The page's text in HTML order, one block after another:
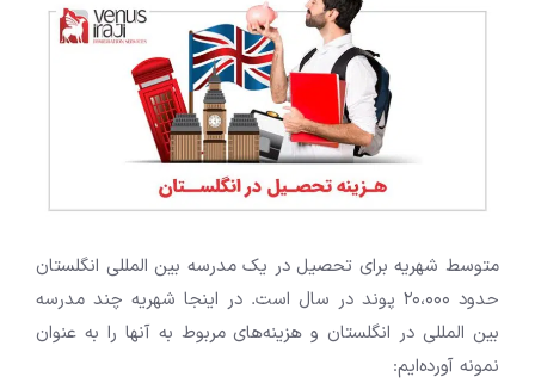
متوسط شهریه برای تحصیل در یک مدرسه بین المللی انگلستان
حدود 20،000 پوند در سال است. در اینجا شهریه چند مدرسه
بین المللی در انگلستان و هزینه‌های مربوط به آنها را به عنوان
نمونه آورده‌ایم: